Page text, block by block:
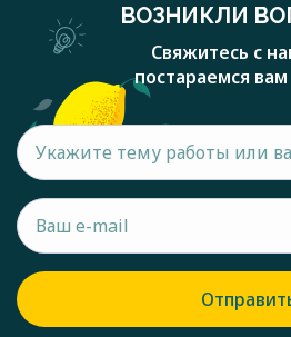
ВОЗНИКЛИ
Свяжитесь с
постараемся